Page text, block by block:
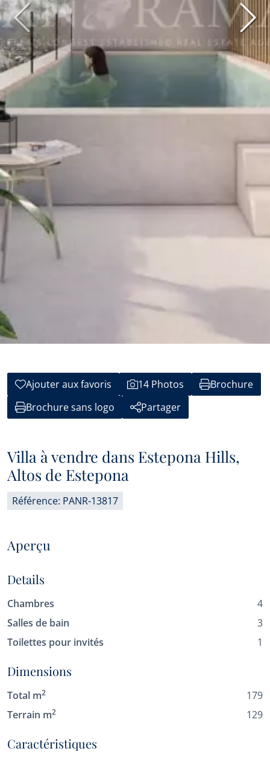
Ajouter aux favoris 14 Photos
Brochure
Brochure sans logo
Partager
Villa à vendre dans Estepona Hills,
Altos de Estepona
Référence: PANR-13817
Aperçu
Details
Chambres
4
Salles de bain
3
Toilettes pour invités
1
Dimensions
Total m2
179
Terrain m2 129
Caractéristiques